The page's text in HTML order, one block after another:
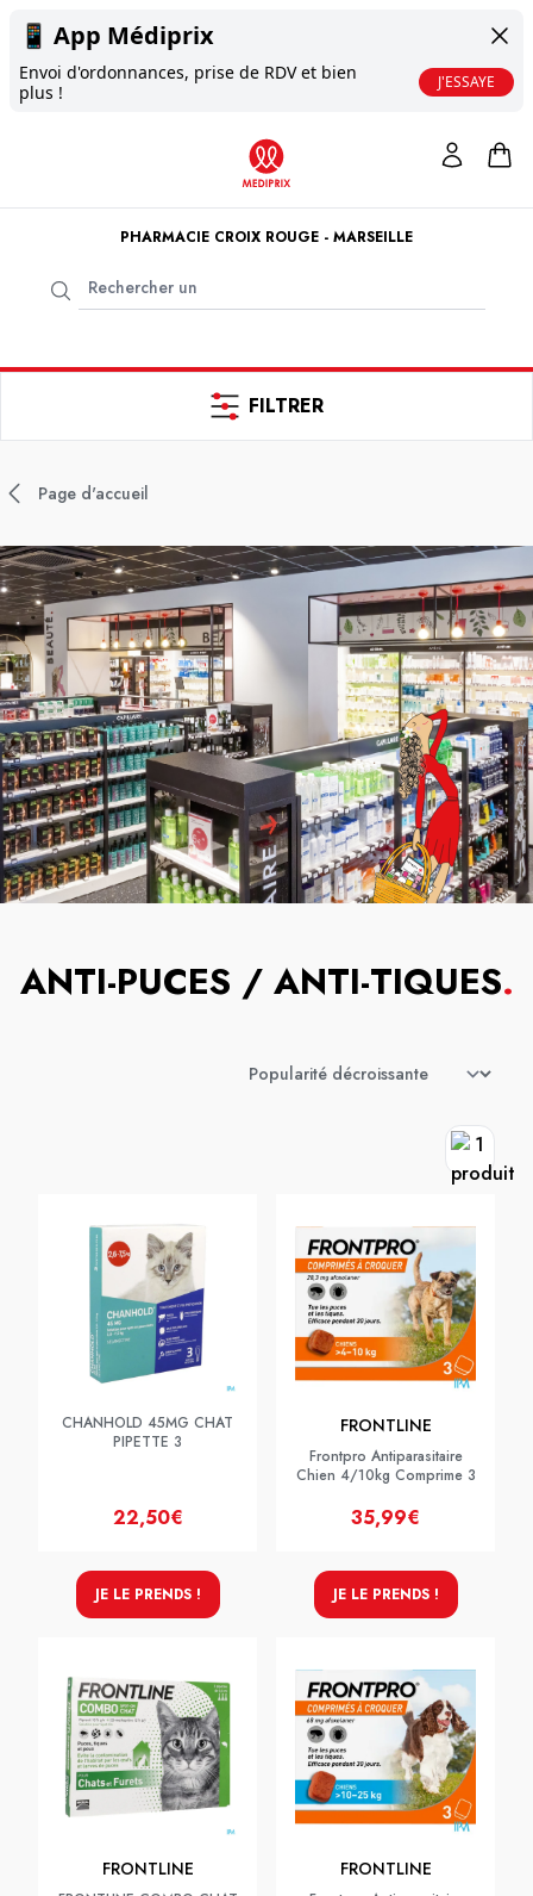
📱 App Médiprix
Envoi d'ordonnances, prise de RDV et bien
plus !
J'ESSAYE
PHARMACIE CROIX ROUGE - MARSEILLE
FILTRER
Page d'accueil
ANTI-PUCES / ANTI-TIQUES.
CHANHOLD 45MG CHAT
PIPETTE 3
22,50€
JE LE PRENDS !
FRONTLINE
Frontpro Antiparasitaire
Chien 4/10kg Comprime 3
35,99€
JE LE PRENDS !
FRONTLINE FRONTLINE